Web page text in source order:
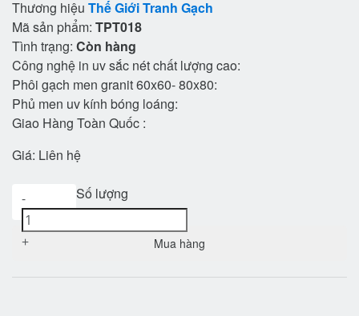
Thương hiệu Thế Giới Tranh Gạch
Mã sản phẩm: TPT018
Tình trạng: Còn hàng
Công nghệ in uv sắc nét chất lượng cao:
Phôi gạch men granit 60x60- 80x80:
Phủ men uv kính bóng loáng:
Giao Hàng Toàn Quốc :
Giá: Liên hệ
Số lượng
-
+ Mua hàng